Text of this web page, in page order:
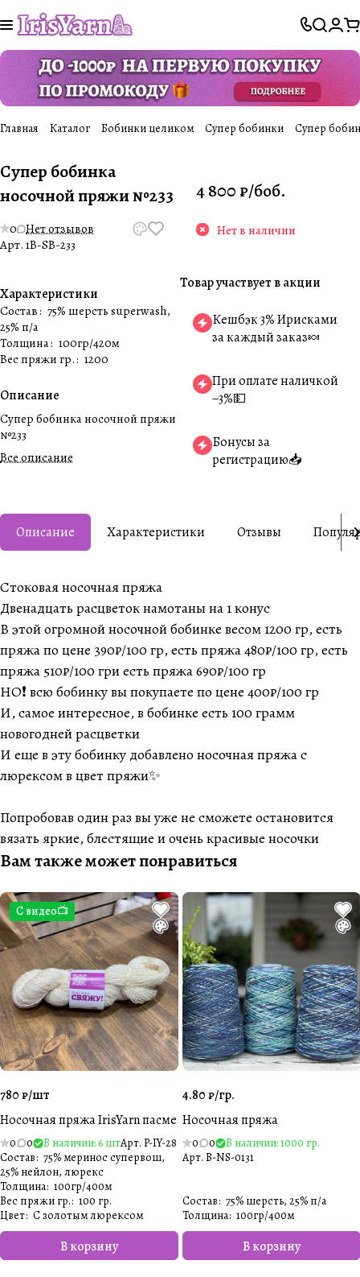
Главная Каталог Бобинки целиком Супер бобинки Супер
Супер бобинка
носочной пряжи №233
0 Нет отзывов
Арт. 1B-SB-233
Характеристики
Состав: 75% шерсть superwash,
25% п/а
Толщина: 100гр/420м
Вес пряжи гр.: 1200
Описание
Супер бобинка носочной пряжи
№233
Все описание
4 800 ₽/боб.
Нет в наличии
Товар участвует в акции
Кешбэк 3% Ирисками
за каждый заказ🍬
При оплате наличкой
−3%💵
Бонусы за
регистрацию📥
Описание Характеристики Отзывы
Стоковая носочная пряжа
Двенадцать расцветок намотаны на 1 конус
В этой огромной носочной бобинке весом 1200 гр, есть
пряжа по цене 390₽/100 гр, есть пряжа 480₽/100 гр, есть
пряжа 510₽/100 гри есть пряжа 690₽/100 гр
НО❗️ всю бобинку вы покупаете по цене 400₽/100 гр
И, самое интересное, в бобинке есть 100 грамм
новогодней расцветки
И еще в эту бобинку добавлено носочная пряжа с
люрексом в цвет пряжи✨
Попробовав один раз вы уже не сможете остановится
вязать яркие, блестящие и очень красивые носочки
Вам также может понравиться
С видео📺
780 ₽/шт
Носочная пряжа IrisYarn пасме
0 0 В наличии: 6 штАрт. P-IY-28
В корзину
Состав: 75% меринос супервош,
25% нейлон, люрекс
Толщина: 100гр/400м
Вес пряжи гр.: 100 гр.
Цвет: С золотым люрексом
4.80 ₽/гр.
Носочная пряжа
0 0
В наличии: 1000 гр.
Арт. B-NS-0131
В корзину
Состав: 75% шерсть, 25% п/а
Толщина: 100гр/400м